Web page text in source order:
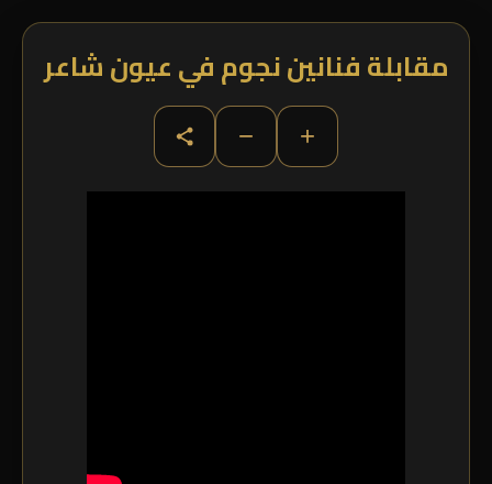
مقابلة فنانين نجوم في عيون شاعر
+
−